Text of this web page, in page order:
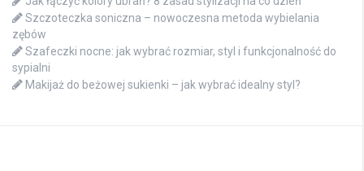
Szczoteczka soniczna – nowoczesna metoda wybielania
zębów
Szafeczki nocne: jak wybrać rozmiar, styl i funkcjonalność do
sypialni
Makijaż do beżowej sukienki – jak wybrać idealny styl?